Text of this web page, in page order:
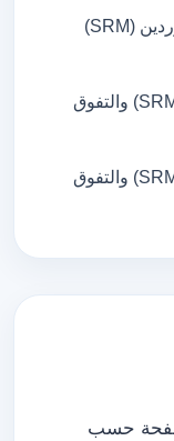
شهادة كورس إدارة العلاقات مع الموردين (SRM)
كورس إدارة العلاقات مع الموردين (SRM) والتفوق
كورس إدارة العلاقات مع الموردين (SRM) والتفوق
حسب